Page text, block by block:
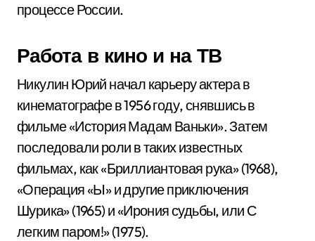
процессе России.
Работа в кино и на ТВ
Никулин Юрий начал карьеру актера в
кинематографе в 1956 году, снявшись в
фильме «История Мадам Ваньки». Затем
последовали роли в таких известных
фильмах, как «Бриллиантовая рука» (1968),
«Операция «Ы» и другие приключения
Шурика» (1965) и «Ирония судьбы, или С
легким паром!» (1975).